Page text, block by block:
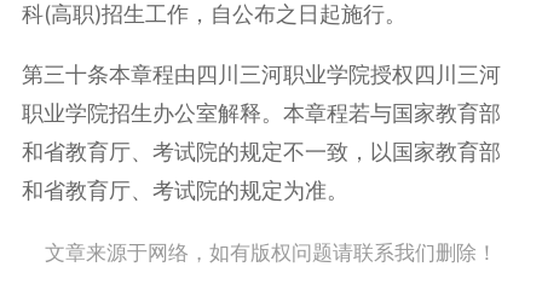
科(高职)招生工作，自公布之日起施行。
第三十条本章程由四川三河职业学院授权四川三河
职业学院招生办公室解释。本章程若与国家教育部
和省教育厅、考试院的规定不一致，以国家教育部
和省教育厅、考试院的规定为准。
文章来源于网络，如有版权问题请联系我们删除！